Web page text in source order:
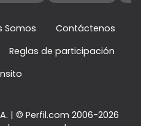
Somos
Contáctenos
Reglas de participación
| © Perfil.com 2006-2026